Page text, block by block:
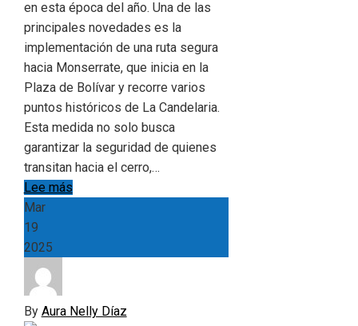
en esta época del año. Una de las
principales novedades es la
implementación de una ruta segura
hacia Monserrate, que inicia en la
Plaza de Bolívar y recorre varios
puntos históricos de La Candelaria.
Esta medida no solo busca
garantizar la seguridad de quienes
transitan hacia el cerro,…
Lee más
Mar
19
2025
By Aura Nelly Díaz